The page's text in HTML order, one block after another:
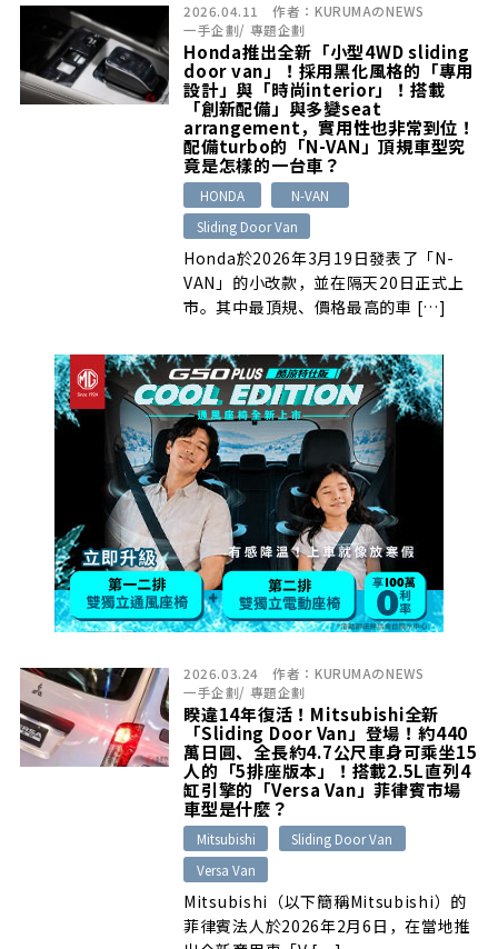
2026.04.11 作者： KURUMAのNEWS
一手企劃/ 專題企劃
Honda推出全新「小型4WD sliding
door van」！採用黑化風格的「專用
設計」與「時尚interior」！搭載
「創新配備」與多變seat
arrangement，實用性也非常到位！
配備turbo的「N-VAN」頂規車型究
竟是怎樣的一台車？
HONDA
N-VAN
Sliding Door Van
Honda於2026年3月19日發表了「N-
VAN」的小改款，並在隔天20日正式上
市。其中最頂規、價格最高的車 […]
2026.03.24 作者： KURUMAのNEWS
一手企劃/ 專題企劃
睽違14年復活！Mitsubishi全新
「Sliding Door Van」登場！約440
萬日圓、全長約4.7公尺車身可乘坐15
人的「5排座版本」！搭載2.5L直列4
缸引擎的「Versa Van」菲律賓市場
車型是什麼？
Mitsubishi
Sliding Door Van
Versa Van
Mitsubishi（以下簡稱Mitsubishi）的
菲律賓法人於2026年2月6日，在當地推